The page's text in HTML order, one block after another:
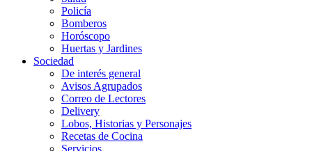
Policía
Bomberos
Horóscopo
Huertas y Jardines
Sociedad
De interés general
Avisos Agrupados
Correo de Lectores
Delivery
Lobos, Historias y Personajes
Recetas de Cocina
Servicios